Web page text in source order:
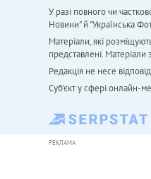
У разі повного чи
Новини" й "Українська
Матеріали, які
представлені.
Редакція не несе
Cуб'єкт у сфері онлайн-
РЕКЛАМА